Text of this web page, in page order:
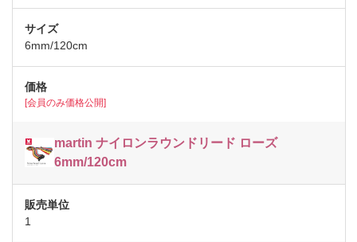
6mm/120cm
[会員のみ価格公開]
martin ナイロンラウンドリード ローズ
6mm/120cm
1